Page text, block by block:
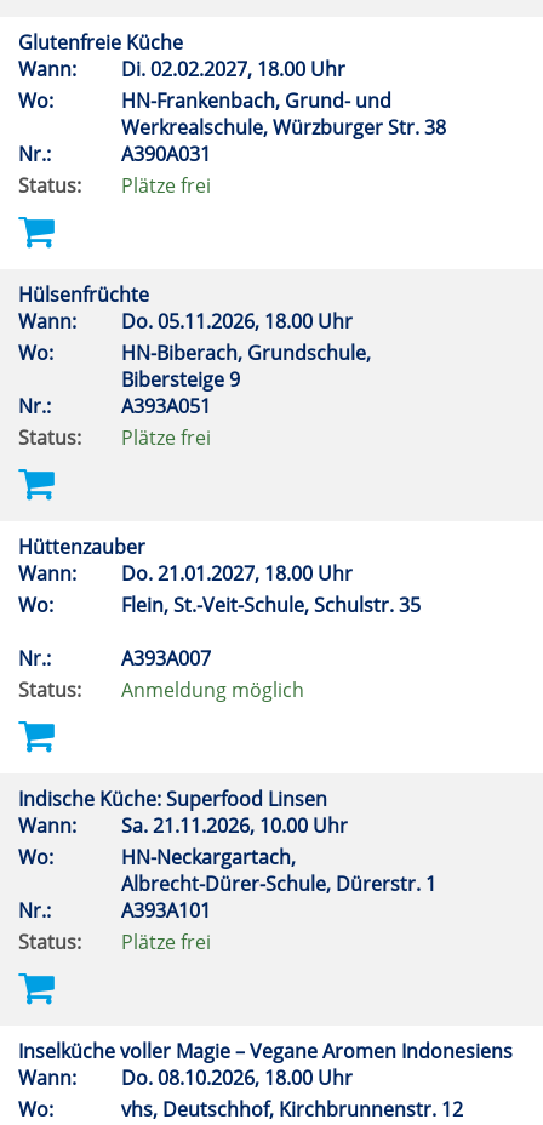
Glutenfreie Küche
Wann:
Di.02.02.2027, 18.00 Uhr
Wo:
HN-Frankenbach, Grund- und
Werkrealschule, Würzburger Str. 38
Nr.:
A390A031
Status:
Plätze frei
Hülsenfrüchte
Wann:
Do.05.11.2026, 18.00 Uhr
Wo:
HN-Biberach, Grundschule,
Bibersteige 9
Nr.:
A393A051
Status:
Plätze frei
Hüttenzauber
Wann:
Do.21.01.2027, 18.00 Uhr
Wo:
Flein, St.-Veit-Schule, Schulstr. 35
Nr.:
A393A007
Status:
Anmeldung möglich
Indische Küche: Superfood Linsen
Wann:
Sa.21.11.2026, 10.00 Uhr
Wo:
HN-Neckargartach,
Albrecht-Dürer-Schule, Dürerstr. 1
Nr.:
A393A101
Status:
Plätze frei
Inselküche voller Magie – Vegane Aromen Indonesiens
Wann:
Do.08.10.2026, 18.00 Uhr
Wo:
vhs, Deutschhof, Kirchbrunnenstr. 12